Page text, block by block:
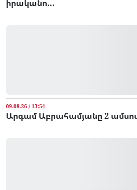
իրականո...
09.08.26 / 13:54
Արգամ Աբրահամյանը 2